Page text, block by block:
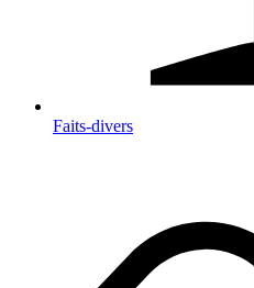
Faits-divers